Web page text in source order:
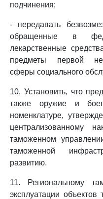
подчинения;
- передавать
обращенные в
лекарственные
предметы первой
сферы социального
10. Установить, что
также оружие и
номенклатуре,
централизованному
таможенном
таможенной
развитию.
11. Региональному
эксплуатации